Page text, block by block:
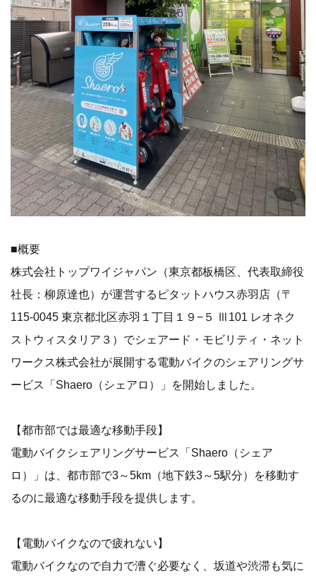
■概要
株式会社トップワイジャパン（東京都板橋区、代表取締役
社長：柳原達也）が運営するピタットハウス赤羽店（〒
115-0045 東京都北区赤羽１丁目１９−５ Ⅲ101 レオネク
ストウィスタリア３）でシェアード・モビリティ・ネット
ワークス株式会社が展開する電動バイクのシェアリングサ
ービス「Shaero（シェアロ）」を開始しました。
【都市部では最適な移動手段】
電動バイクシェアリングサービス「Shaero（シェア
ロ）」は、都市部で3～5km（地下鉄3～5駅分）を移動す
るのに最適な移動手段を提供します。
【電動バイクなので疲れない】
電動バイクなので自力で漕ぐ必要なく、坂道や渋滞も気に